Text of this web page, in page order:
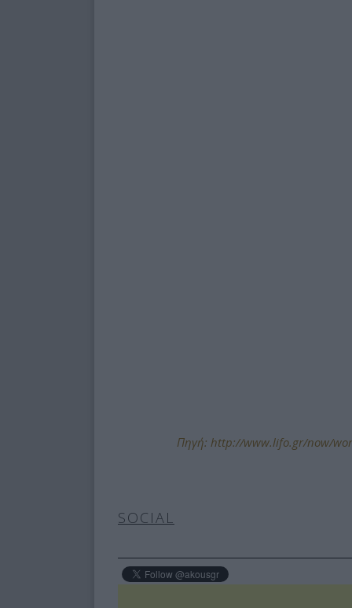
Πηγή: http://www.lifo.gr/now/
SOCIAL